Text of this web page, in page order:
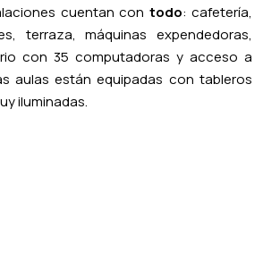
cuentan con todo: cafetería,
terraza, máquinas expendedoras,
con 35 computadoras y acceso a
aulas están equipadas con tableros
iluminadas.